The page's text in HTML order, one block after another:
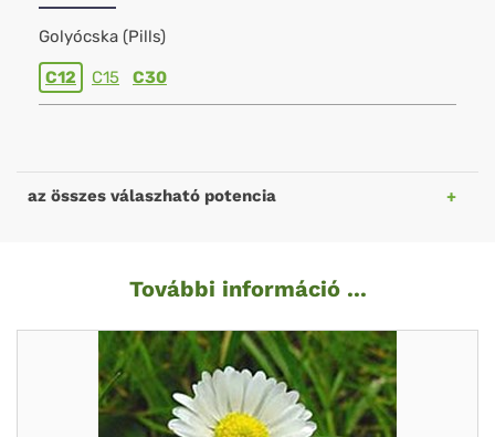
Golyócska (Pills)
C12 C15 C30
az összes válaszható potencia
További információ ...